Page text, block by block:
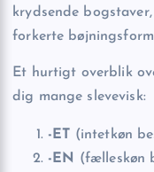
krydsende
forkerte
Et hurtigt overblik
dig mange slevevisk:
-ET (intetkøn
-EN (fælleskøn